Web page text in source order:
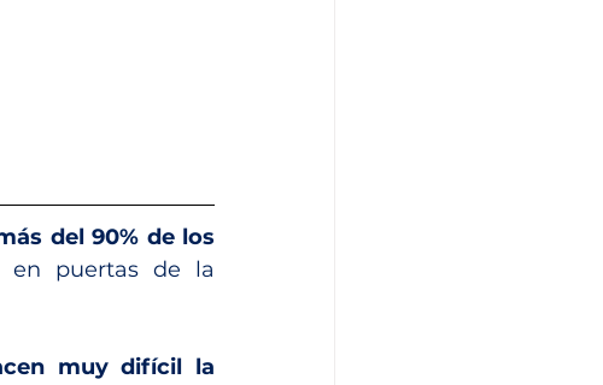
del 90% de los
en puertas de la
muy difícil la